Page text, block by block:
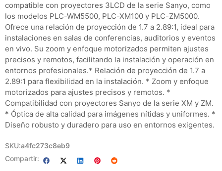
compatible con proyectores 3LCD de la serie Sanyo, como
los modelos PLC-WM5500, PLC-XM100 y PLC-ZM5000.
Ofrece una relación de proyección de 1.7 a 2.89:1, ideal para
instalaciones en salas de conferencias, auditorios y eventos
en vivo. Su zoom y enfoque motorizados permiten ajustes
precisos y remotos, facilitando la instalación y operación en
entornos profesionales.​ * Relación de proyección de 1.7 a
2.89:1 para flexibilidad en la instalación. * Zoom y enfoque
motorizados para ajustes precisos y remotos. *
Compatibilidad con proyectores Sanyo de la serie XM y ZM.
* Óptica de alta calidad para imágenes nítidas y uniformes. *
Diseño robusto y duradero para uso en entornos exigentes.
SKU:a4fc273c8eb9
Compartir: